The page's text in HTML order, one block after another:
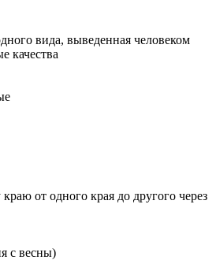
вида, выведенная человеком
качества
от одного края до другого через
с весны)